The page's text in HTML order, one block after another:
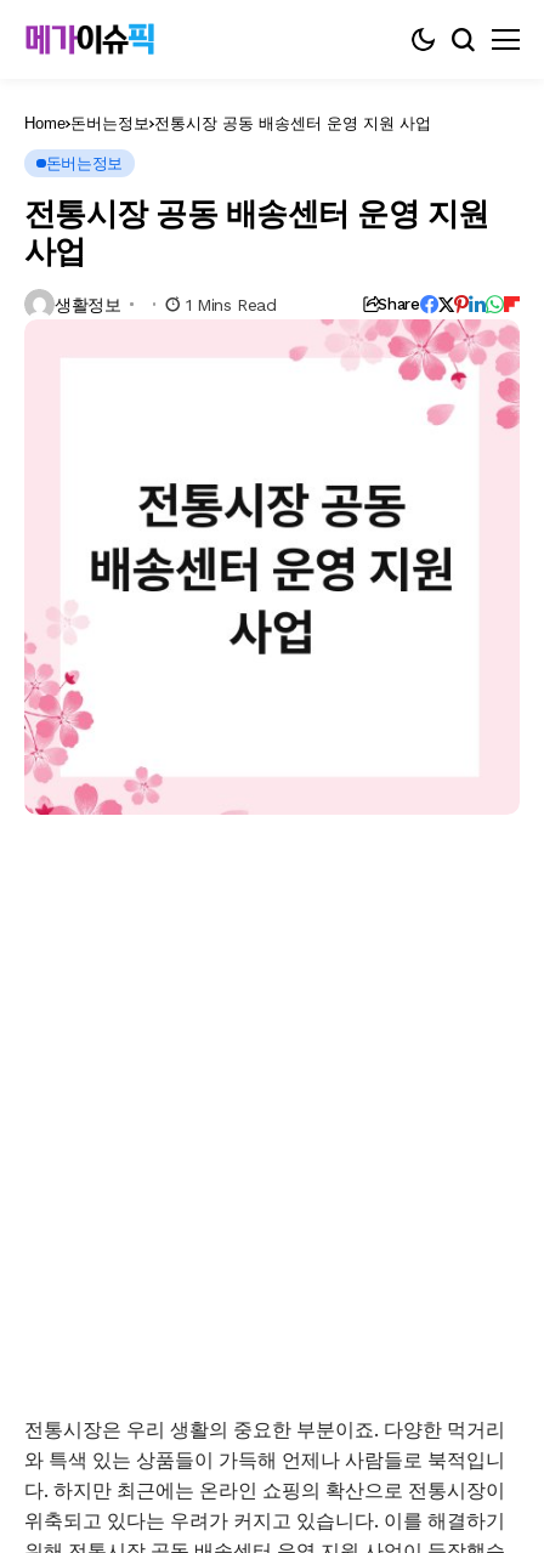
Home 돈버는정보 전통시장 공동 배송센터 운영 지원 사업
돈버는정보
전통시장 공동 배송센터 운영 지원
사업
생활정보 1 Mins Read Share
전통시장은 우리 생활의 중요한 부분이죠. 다양한 먹거리
와 특색 있는 상품들이 가득해 언제나 사람들로 북적입니
다. 하지만 최근에는 온라인 쇼핑의 확산으로 전통시장이
위축되고 있다는 우려가 커지고 있습니다. 이를 해결하기